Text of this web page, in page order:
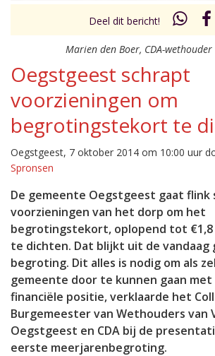
Deel dit bericht!
Marien den Boer, CDA-
Oegstgeest schrapt
voorzieningen om
begrotingstekort te
Oegstgeest, 7 oktober 2014 om 10:00 uur
Spronsen
De gemeente Oegstgeest gaat flink
voorzieningen van het dorp om het
begrotingstekort, oplopend tot €1,8
te dichten. Dat blijkt uit de vandaag
begroting. Dit alles is nodig om als
gemeente door te kunnen gaan met
financiële positie, verklaarde het
Burgemeester van Wethouders van
Oegstgeest en CDA bij de
eerste meerjarenbegroting.